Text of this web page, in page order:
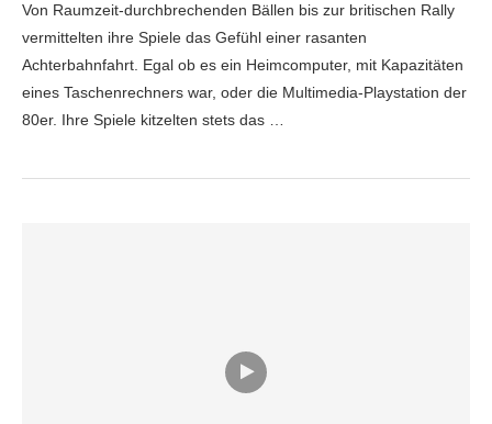
Von Raumzeit-durchbrechenden Bällen bis zur britischen Rally
vermittelten ihre Spiele das Gefühl einer rasanten
Achterbahnfahrt. Egal ob es ein Heimcomputer, mit Kapazitäten
eines Taschenrechners war, oder die Multimedia-Playstation der
80er. Ihre Spiele kitzelten stets das …